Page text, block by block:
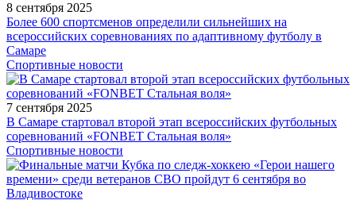
8 сентября 2025
Более 600 спортсменов определили сильнейших на
всероссийских соревнованиях по адаптивному футболу в
Самаре
Спортивные новости
7 сентября 2025
В Самаре стартовал второй этап всероссийских футбольных
соревнований «FONBET Стальная воля»
Спортивные новости